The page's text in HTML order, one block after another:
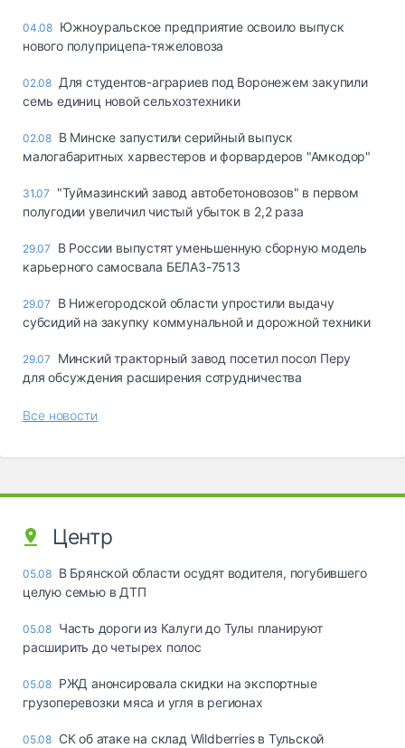
04.08 Южноуральское предприятие освоило выпуск
нового полуприцепа-тяжеловоза
02.08 Для студентов-аграриев под Воронежем закупили
семь единиц новой сельхозтехники
02.08 В Минске запустили серийный выпуск
малогабаритных харвестеров и форвардеров "Амкодор"
31.07
"Туймазинский завод автобетоновозов" в первом
полугодии увеличил чистый убыток в 2,2 раза
29.07
В России выпустят уменьшенную сборную модель
карьерного самосвала БЕЛАЗ-7513
29.07
В Нижегородской области упростили выдачу
субсидий на закупку коммунальной и дорожной техники
29.07
Минский тракторный завод посетил посол Перу
для обсуждения расширения сотрудничества
Все новости
Центр
05.08 В Брянской области осудят водителя, погубившего
целую семью в ДТП
05.08 Часть дороги из Калуги до Тулы планируют
расширить до четырех полос
05.08 РЖД анонсировала скидки на экспортные
грузоперевозки мяса и угля в регионах
05.08 СК об атаке на склад Wildberries в Тульской